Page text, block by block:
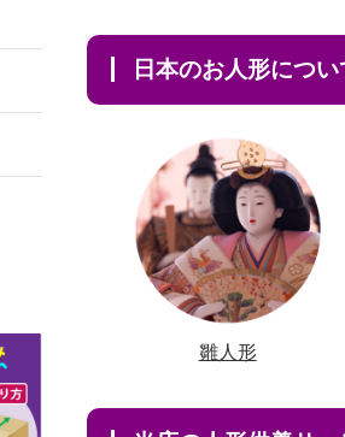
日本のお人形につい
雛人形